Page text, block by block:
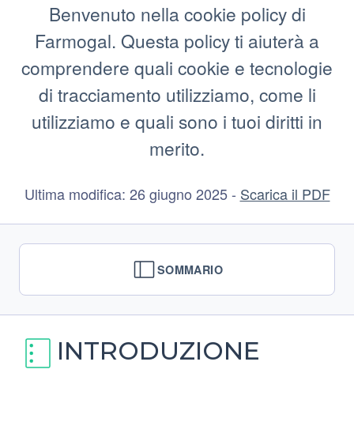
Benvenuto nella cookie policy di
Farmogal. Questa policy ti aiuterà a
comprendere quali cookie e tecnologie
di tracciamento utilizziamo, come li
utilizziamo e quali sono i tuoi diritti in
merito.
Ultima modifica: 26 giugno 2025 - Scarica il PDF
SOMMARIO
INTRODUZIONE